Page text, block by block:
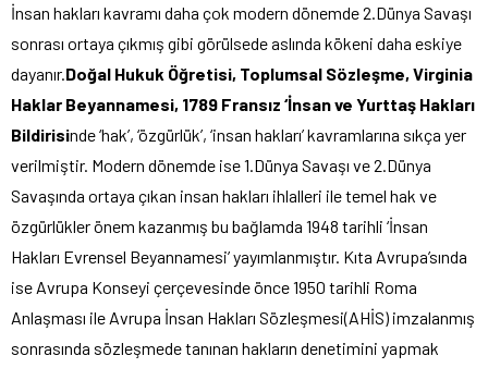
İnsan hakları kavramı daha çok modern dönemde 2.Dünya Savaşı
sonrası ortaya çıkmış gibi görülsede aslında kökeni daha eskiye
dayanır.Doğal Hukuk Öğretisi, Toplumsal Sözleşme, Virginia
Haklar Beyannamesi, 1789 Fransız ‘İnsan ve Yurttaş Hakları
Bildirisinde ‘hak’, ‘özgürlük’, ‘insan hakları’ kavramlarına sıkça yer
verilmiştir. Modern dönemde ise 1.Dünya Savaşı ve 2.Dünya
Savaşında ortaya çıkan insan hakları ihlalleri ile temel hak ve
özgürlükler önem kazanmış bu bağlamda 1948 tarihli ‘İnsan
Hakları Evrensel Beyannamesi’ yayımlanmıştır. Kıta Avrupa’sında
ise Avrupa Konseyi çerçevesinde önce 1950 tarihli Roma
Anlaşması ile Avrupa İnsan Hakları Sözleşmesi(AHİS) imzalanmış
sonrasında sözleşmede tanınan hakların denetimini yapmak